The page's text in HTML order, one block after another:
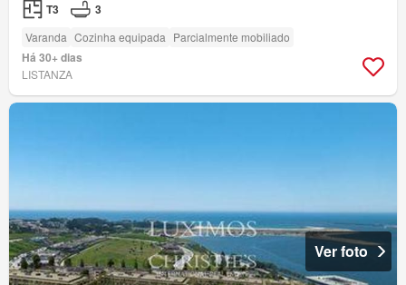
T3 3
Varanda Cozinha equipada Parcialmente mobiliado
Há 30+ dias
LISTANZA
Ver foto